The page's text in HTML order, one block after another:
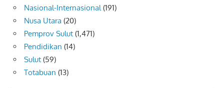
Nasional-Internasional (191)
Nusa Utara (20)
Pemprov Sulut (1,471)
Pendidikan (14)
Sulut (59)
Totabuan (13)